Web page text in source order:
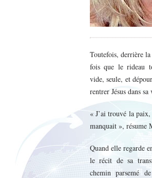
Toutefois, derrière
fois que le rideau
vide, seule, et
rentrer Jésus dans
« J’ai trouvé la
manquait », résume
Quand elle regarde
le récit de sa
chemin parsemé